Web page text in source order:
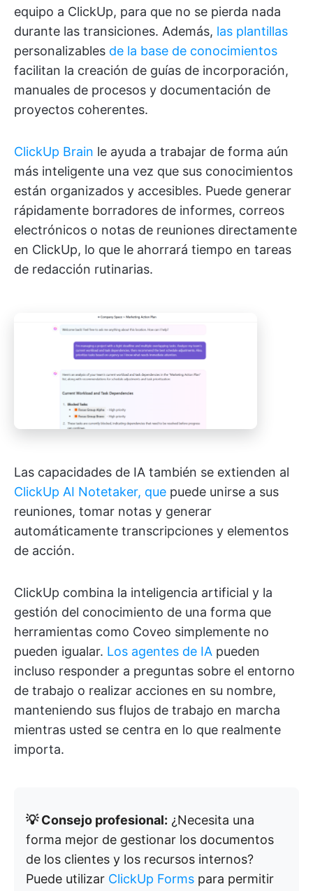
equipo a ClickUp, para que no se pierda nada
durante las transiciones. Además, las plantillas
personalizables de la base de conocimientos
facilitan la creación de guías de incorporación,
manuales de procesos y documentación de
proyectos coherentes.
ClickUp Brain le ayuda a trabajar de forma aún
más inteligente una vez que sus conocimientos
están organizados y accesibles. Puede generar
rápidamente borradores de informes, correos
electrónicos o notas de reuniones directamente
en ClickUp, lo que le ahorrará tiempo en tareas
de redacción rutinarias.
Las capacidades de IA también se extienden al
ClickUp AI Notetaker, que puede unirse a sus
reuniones, tomar notas y generar
automáticamente transcripciones y elementos
de acción.
ClickUp combina la inteligencia artificial y la
gestión del conocimiento de una forma que
herramientas como Coveo simplemente no
pueden igualar. Los agentes de IA pueden
incluso responder a preguntas sobre el entorno
de trabajo o realizar acciones en su nombre,
manteniendo sus flujos de trabajo en marcha
mientras usted se centra en lo que realmente
importa.
💡 Consejo profesional: ¿Necesita una
forma mejor de gestionar los documentos
de los clientes y los recursos internos?
Puede utilizar ClickUp Forms para permitir